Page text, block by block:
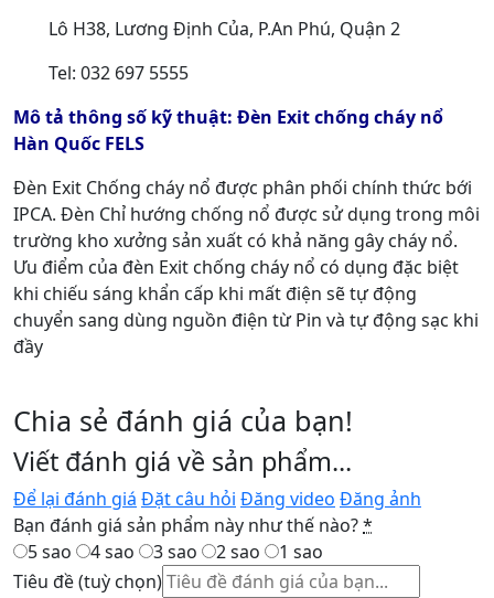
Lô H38, Lương Định Của, P.An Phú, Quận 2
Tel: 032 697 5555
Mô tả thông số kỹ thuật: Đèn Exit chống cháy nổ
Hàn Quốc FELS
Đèn Exit Chống cháy nổ được phân phối chính thức bới
IPCA. Đèn Chỉ hướng chống nổ được sử dụng trong môi
trường kho xưởng sản xuất có khả năng gây cháy nổ.
Ưu điểm của đèn Exit chống cháy nổ có dụng đặc biệt
khi chiếu sáng khẩn cấp khi mất điện sẽ tự động
chuyển sang dùng nguồn điện từ Pin và tự động sạc khi
đầy
Chia sẻ đánh giá của bạn!
Viết đánh giá về sản phẩm...
Để lại đánh giá Đặt câu hỏi Đăng video Đăng ảnh
Bạn đánh giá sản phẩm này như thế nào?*
5 sao
4 sao 3 sao 2 sao
1 sao
Tiêu đề(tuỳ chọn)